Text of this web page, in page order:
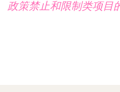
政策禁止和限制类项目